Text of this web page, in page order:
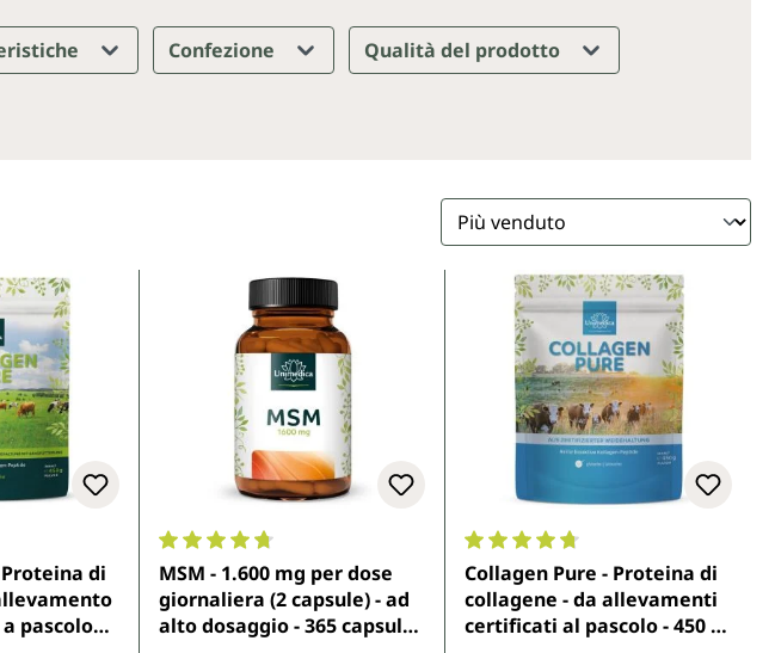
Confezione Qualità del prodotto
di 4.7 su 5 stelle
di
pascolo
Valutazione media di 4.8 su 5 stelle
MSM - 1.600 mg per dose
giornaliera (2 capsule) - ad
alto dosaggio - 365 capsule -
Valutazione media di 4.7 su 5
Collagen Pure - Proteina di
collagene - da allevamenti
certificati al pascolo - 450 g